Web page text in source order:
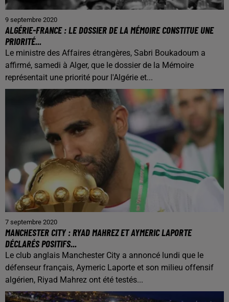
9 septembre 2020
ALGÉRIE-FRANCE : LE DOSSIER DE LA MÉMOIRE CONSTITUE UNE
PRIORITÉ...
Le ministre des Affaires étrangères, Sabri Boukadoum a
affirmé, samedi à Alger, que le dossier de la Mémoire
représentait une priorité pour l'Algérie et...
7 septembre 2020
MANCHESTER CITY : RYAD MAHREZ ET AYMERIC LAPORTE
DÉCLARÉS POSITIFS...
Le club anglais Manchester City a annoncé lundi que le
défenseur français, Aymeric Laporte et son milieu offensif
algérien, Riyad Mahrez ont été testés...